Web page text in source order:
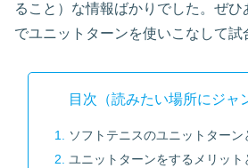
ること）な情報ばかりでした。ぜひ
でユニットターンを使いこなして試
目次（読みたい場所にジャ
ソフトテニスのユニットターン
ユニットターンをするメリット